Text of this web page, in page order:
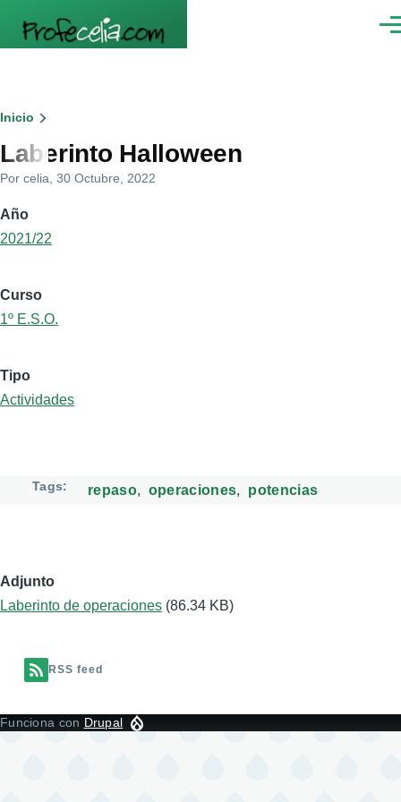
Ruta
de
navegación
Inicio
Laberinto Halloween
Por celia , 30 Octubre, 2022
Año
2021/22
Curso
1º E.S.O.
Tipo
Actividades
Tags repaso operaciones potencias
Adjunto
Laberinto de operaciones (86.34 KB)
RSS feed
Funciona con Drupal